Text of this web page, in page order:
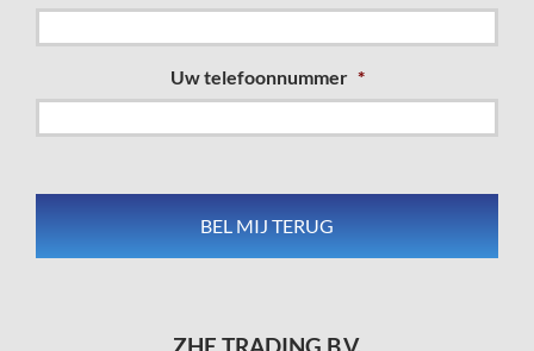
Uw telefoonnummer *